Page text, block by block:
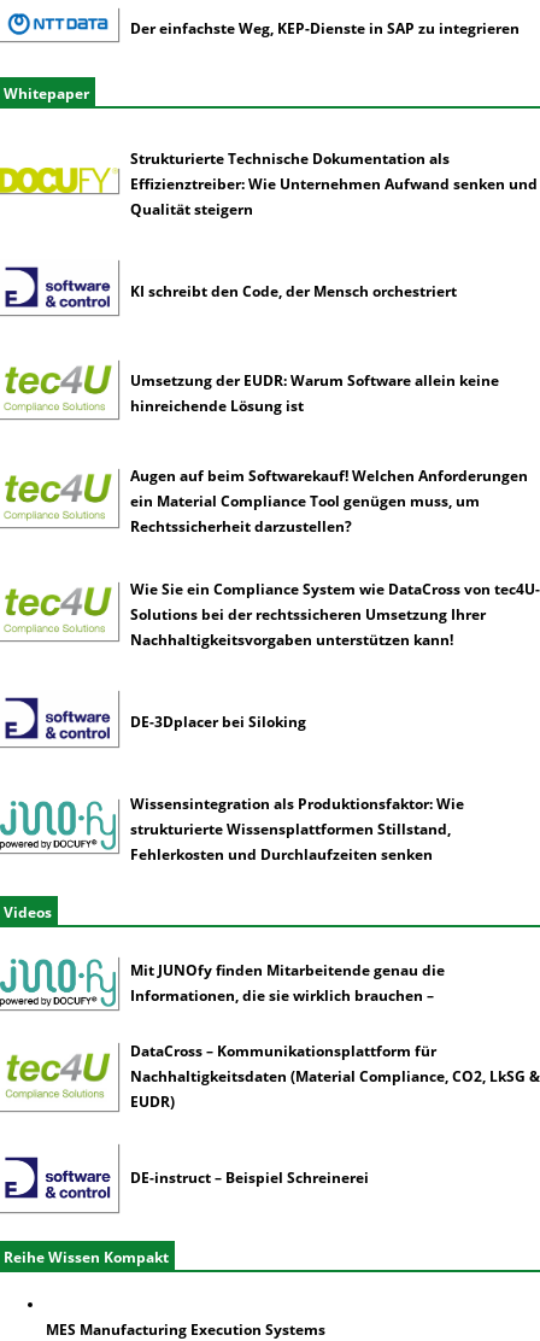
Der einfachste Weg, KEP-Dienste in SAP zu integrieren
Whitepaper
Strukturierte Technische Dokumentation als
Effizienztreiber: Wie Unternehmen Aufwand senken und
Qualität steigern
KI schreibt den Code, der Mensch orchestriert
Umsetzung der EUDR: Warum Software allein keine
hinreichende Lösung ist
Augen auf beim Softwarekauf! Welchen Anforderungen
ein Material Compliance Tool genügen muss, um
Rechtssicherheit darzustellen?
Wie Sie ein Compliance System wie DataCross von tec4U-
Solutions bei der rechtssicheren Umsetzung Ihrer
Nachhaltigkeitsvorgaben unterstützen kann!
DE-3Dplacer bei Siloking
Wissensintegration als Produktionsfaktor: Wie
strukturierte Wissensplattformen Stillstand,
Fehlerkosten und Durchlaufzeiten senken
Videos
Mit JUNOfy finden Mitarbeitende genau die
Informationen, die sie wirklich brauchen –
DataCross – Kommunikationsplattform für
Nachhaltigkeitsdaten (Material Compliance, CO2, LkSG &
EUDR)
DE-instruct – Beispiel Schreinerei
Reihe Wissen Kompakt
MES Manufacturing Execution Systems